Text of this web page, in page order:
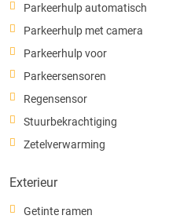
Parkeerhulp automatisch
Parkeerhulp met camera
Parkeerhulp voor
Parkeersensoren
Regensensor
Stuurbekrachtiging
Zetelverwarming
Exterieur
Getinte ramen